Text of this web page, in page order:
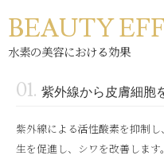
BEAUTY
水素の美容における効果
紫外線から皮膚細胞
紫外線による活性酸素を抑制
生を促進し、シワを改善します。